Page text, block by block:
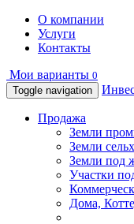
О компании
Услуги
Контакты
Мои варианты 0
Toggle navigation
Продажа
Земли
Земли
Земли под
Участки
Дома,